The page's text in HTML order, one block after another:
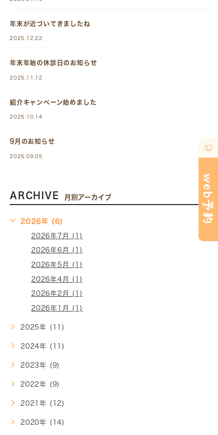
年末が近づいてきましたね
2025.12.22
年末年始の休診日のお知らせ
2025.11.12
紹介キャンペーン始めました
2025.10.14
9月のお知らせ
2025.09.05
ARCHIVE 月別アーカイブ
2026年 (6)
2026年7月 (1)
2026年6月 (1)
2026年5月 (1)
2026年4月 (1)
2026年2月 (1)
2026年1月 (1)
2025年 (11)
2024年 (11)
2023年 (9)
2022年 (9)
2021年 (12)
2020年 (14)